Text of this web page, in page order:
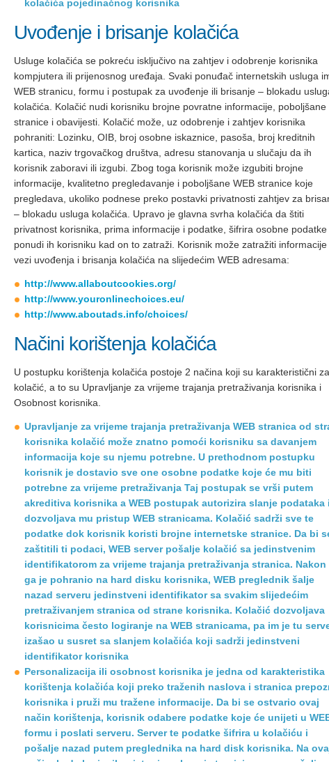
kolačića pojedinačnog korisnika
Uvođenje i brisanje kolačića
Usluge kolačića se pokreću isključivo na zahtjev i odobrenje korisnika
kompjutera ili prijenosnog uređaja. Svaki ponuđač internetskih usluga
WEB stranicu, formu i postupak za uvođenje ili brisanje – blokadu
kolačića. Kolačić nudi korisniku brojne povratne informacije, poboljšane
stranice i obavijesti. Kolačić može, uz odobrenje i zahtjev korisnika
pohraniti: Lozinku, OIB, broj osobne iskaznice, pasoša, broj kreditnih
kartica, naziv trgovačkog društva, adresu stanovanja u slučaju da ih
korisnik zaboravi ili izgubi. Zbog toga korisnik može izgubiti brojne
informacije, kvalitetno pregledavanje i poboljšane WEB stranice koje
pregledava, ukoliko podnese preko postavki privatnosti zahtjev za
– blokadu usluga kolačića. Upravo je glavna svrha kolačića da štiti
privatnost korisnika, prima informacije i podatke, šifrira osobne podatke
ponudi ih korisniku kad on to zatraži. Korisnik može zatražiti informacije
vezi uvođenja i brisanja kolačića na slijedećim WEB adresama:
http://www.allaboutcookies.org/
http://www.youronlinechoices.eu/
http://www.aboutads.info/choices/
Načini korištenja kolačića
U postupku korištenja kolačića postoje 2 načina koji su karakteristični za
kolačić, a to su Upravljanje za vrijeme trajanja pretraživanja korisnika i
Osobnost korisnika.
Upravljanje za vrijeme trajanja pretraživanja WEB stranica od
korisnika kolačić može znatno pomoći korisniku sa davanjem
informacija koje su njemu potrebne. U prethodnom postupku
korisnik je dostavio sve one osobne podatke koje će mu biti
potrebne za vrijeme pretraživanja Taj postupak se vrši putem
akreditiva korisnika a WEB postupak autorizira slanje podataka i
dozvoljava mu pristup WEB stranicama. Kolačić sadrži sve te
podatke dok korisnik koristi brojne internetske stranice. Da bi
zaštitili ti podaci, WEB server pošalje kolačić sa jedinstvenim
identifikatorom za vrijeme trajanja pretraživanja stranica. Nakon
ga je pohranio na hard disku korisnika, WEB preglednik šalje
nazad serveru jedinstveni identifikator sa svakim slijedećim
pretraživanjem stranica od strane korisnika. Kolačić dozvoljava
korisnicima često logiranje na WEB stranicama, pa im je tu
izašao u susret sa slanjem kolačića koji sadrži jedinstveni
identifikator korisnika
Personalizacija ili osobnost korisnika je jedna od karakteristika
korištenja kolačića koji preko traženih naslova i stranica
korisnika i pruži mu tražene informacije. Da bi se ostvario ovaj
način korištenja, korisnik odabere podatke koje će unijeti u
formu i poslati serveru. Server te podatke šifrira u kolačiću i
pošalje nazad putem preglednika na hard disk korisnika. Na